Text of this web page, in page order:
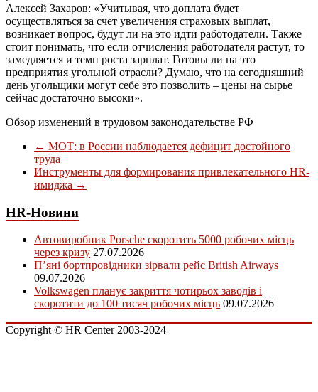
Алексей Захаров: «Учитывая, что доплата будет
осуществляться за счет увеличения страховых выплат,
возникает вопрос, будут ли на это идти работодатели. Также
стоит понимать, что если отчисления работодателя растут, то
замедляется и темп роста зарплат. Готовы ли на это
предприятия угольной отрасли? Думаю, что на сегодняшний
день угольщики могут себе это позволить – цены на сырье
сейчас достаточно высоки».
Обзор изменений в трудовом законодательстве РФ
← МОТ: в России наблюдается дефицит достойного
труда
Инструменты для формирования привлекательного HR-
имиджа →
HR-Новини
Автовиробник Porsche скоротить 5000 робочих місць
через кризу 27.07.2026
П’яні бортпровідники зірвали рейс British Airways
09.07.2026
Volkswagen планує закриття чотирьох заводів і
скоротити до 100 тисяч робочих місць 09.07.2026
Copyright © HR Center 2003-2024